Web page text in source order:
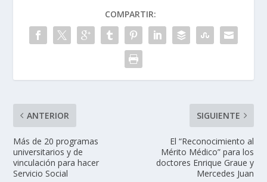
COMPARTIR:
ANTERIOR
Más de 20 programas
universitarios y de
vinculación para hacer
Servicio Social
SIGUIENTE
El “Reconocimiento al
Mérito Médico” para los
doctores Enrique Graue y
Mercedes Juan